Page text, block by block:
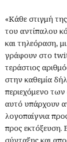
«Κάθε στιγμή
του αντίπαλου
και τηλεόραση,
γράφουν στο
τεράστιος
στην καθεμία
περιεχόμενο
αυτό υπάρχουν
λογοπαίγνια
προς εκτόξευση.
σύνταξης και